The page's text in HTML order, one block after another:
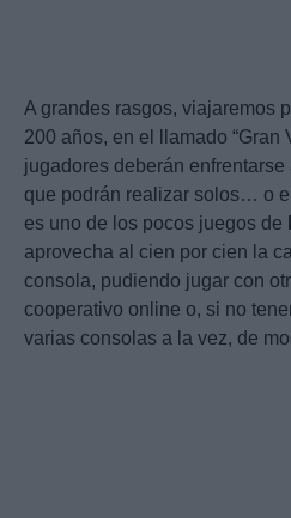
A grandes rasgos, viajaremos
200 años, en el llamado “Gran
jugadores deberán
que podrán realizar solos… o
es uno de los pocos juegos de
aprovecha al cien por cien la
consola, pudiendo jugar con
cooperativo online o, si no
varias consolas a la vez, de